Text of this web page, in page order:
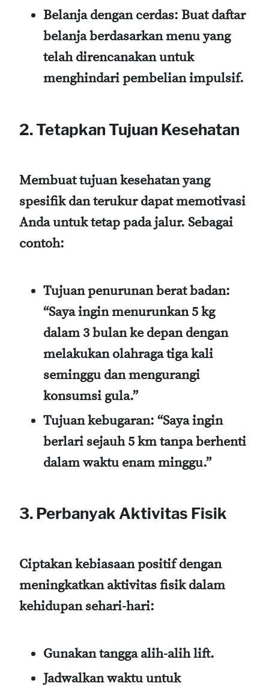
Belanja dengan cerdas: Buat daftar
belanja berdasarkan menu yang
telah direncanakan untuk
menghindari pembelian impulsif.
2. Tetapkan Tujuan Kesehatan
Membuat tujuan kesehatan yang
spesifik dan terukur dapat memotivasi
Anda untuk tetap pada jalur. Sebagai
contoh:
Tujuan penurunan berat badan:
“Saya ingin menurunkan 5 kg
dalam 3 bulan ke depan dengan
melakukan olahraga tiga kali
seminggu dan mengurangi
konsumsi gula.”
Tujuan kebugaran: “Saya ingin
berlari sejauh 5 km tanpa berhenti
dalam waktu enam minggu.”
3. Perbanyak Aktivitas Fisik
Ciptakan kebiasaan positif dengan
meningkatkan aktivitas fisik dalam
kehidupan sehari-hari:
Gunakan tangga alih-alih lift.
Jadwalkan waktu untuk